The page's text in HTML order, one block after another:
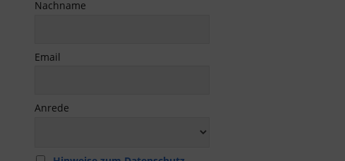
Nachname
Email
Anrede